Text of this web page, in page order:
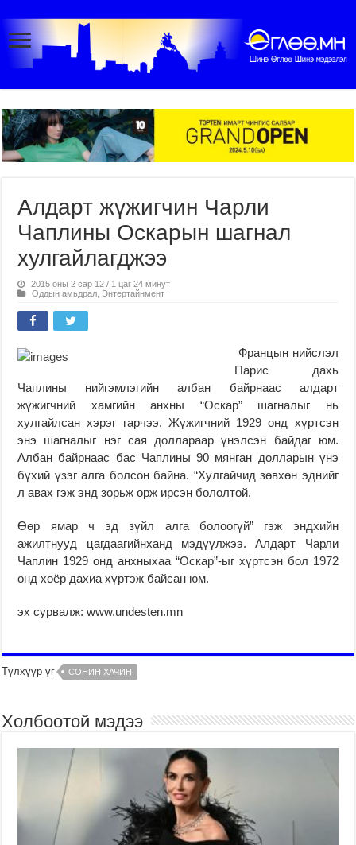
Алдарт жүжигчин Чарли
Чаплины Оскарын шагнал
хулгайлагджээ
2015 оны 2 сар 12 / 1 цаг 24 минут
Оддын амьдрал Энтертайнмент
Францын нийслэл
Парис дахь
Чаплины нийгэмлэгийн албан байрнаас алдарт
жүжигчний хамгийн анхны “Оскар” шагналыг нь
хулгайлсан хэрэг гарчээ. Жүжигчний 1929 онд хүртсэн
энэ шагналыг нэг сая доллараар үнэлсэн байдаг юм.
Албан байрнаас бас Чаплины 90 мянган долларын үнэ
бүхий үзэг алга болсон байна. “Хулгайчид зөвхөн эднийг
л авах гэж энд зорьж орж ирсэн бололтой.
Өөр ямар ч эд зүйл алга болоогүй” гэж эндхийн
ажилтнууд цагдаагийнханд мэдүүлжээ. Алдарт Чарли
Чаплин 1929 онд анхныхаа “Оскар”-ыг хүртсэн бол 1972
онд хоёр дахиа хүртэж байсан юм.
эх сурвалж: www.undesten.mn
Түлхүүр үг СОНИН ХАЧИН
Холбоотой мэдээ